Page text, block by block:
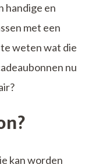
handige en
met een
weten wat die
nu
kan worden